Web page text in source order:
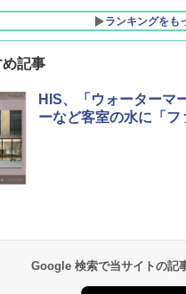
ランキングをも
10,450円～
19,541円～
7,950円～
5,758円～
記事
HIS、「ウォーターマ
ーなど客室の水に「
Google 検索で当サイトの記